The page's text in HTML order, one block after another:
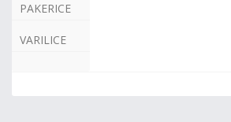
PAKERICE
VARILICE